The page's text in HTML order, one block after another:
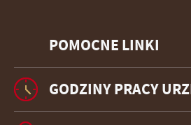
POMOCNE LINKI
GODZINY PRACY